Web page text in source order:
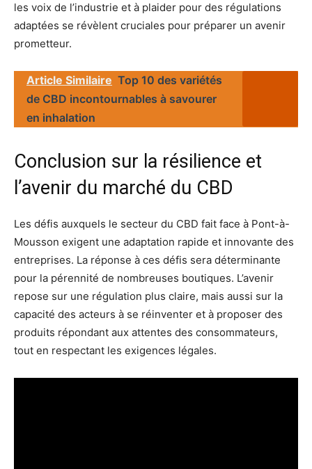
les voix de l’industrie et à plaider pour des régulations
adaptées se révèlent cruciales pour préparer un avenir
prometteur.
Article Similaire Top 10 des variétés
de CBD incontournables à savourer
en inhalation
Conclusion sur la résilience et
l’avenir du marché du CBD
Les défis auxquels le secteur du CBD fait face à Pont-à-
Mousson exigent une adaptation rapide et innovante des
entreprises. La réponse à ces défis sera déterminante
pour la pérennité de nombreuses boutiques. L’avenir
repose sur une régulation plus claire, mais aussi sur la
capacité des acteurs à se réinventer et à proposer des
produits répondant aux attentes des consommateurs,
tout en respectant les exigences légales.